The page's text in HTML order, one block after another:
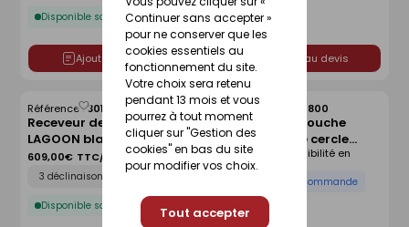
Continuer sans accepter »
pour ne conserver que les
cookies essentiels au
fonctionnement du site.
Votre choix sera retenu
pendant 13 mois et vous
pourrez à tout moment
cliquer sur "Gestion des
cookies" en bas du site
pour modifier vos choix.
Tout accepter
Disponible sous 10 jours
Ajouter au devis Ajouter au devis
Receveur de douche
LAGOON blanc lisse - 140
x 90 cm
Référence :30166045
Disponible sous 10 jours
609,00€ TTC/Pièce
Enregistrer
comme
liste
Receveur de douche
d'angle 1/4 de cercle
ARKITEKT en grès blanc -
90x90cm
Référence : 30214800
Disponible sur commande
Voir prix et disponibilité en
magasin
Enregistrer
comme